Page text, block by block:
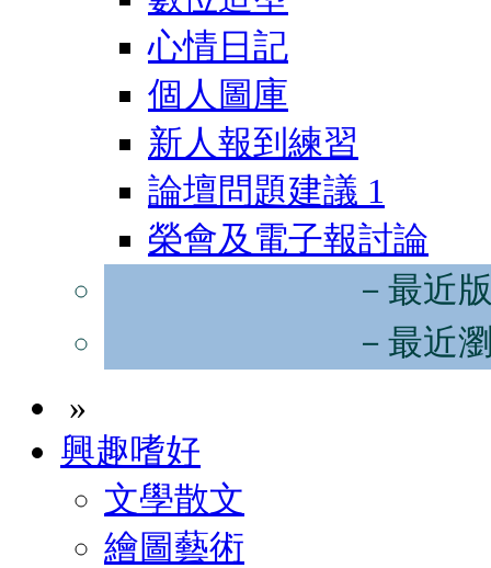
心情日記
個人圖庫
新人報到練習
論壇問題建議 1
榮會及電子報討論
－最近
－最近
»
興趣嗜好
文學散文
繪圖藝術